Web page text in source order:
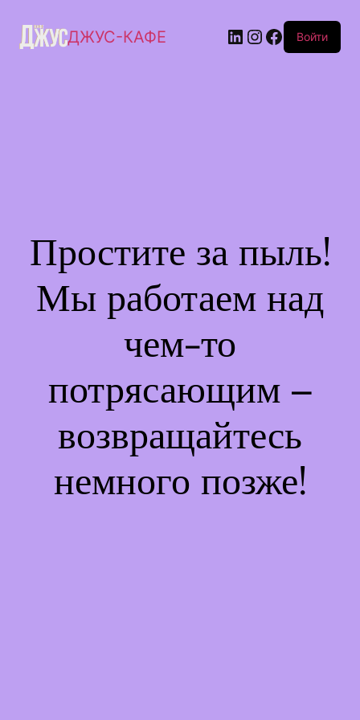
ДЖУС-КАФЕ Войти
Простите за пыль!
Мы работаем над
чем-то
потрясающим –
возвращайтесь
немного позже!